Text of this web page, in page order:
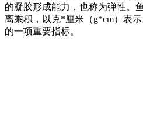
的凝胶形成能力，也称为弹性。
离乘积，以克*厘米（g*cm）表
的一项重要指标。